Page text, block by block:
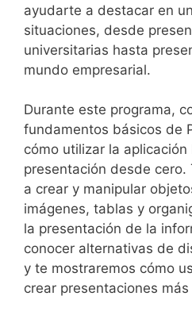
ayudarte a destacar en
situaciones, desde
universitarias hasta
mundo empresarial.
Durante este programa,
fundamentos básicos de
cómo utilizar la
presentación desde cero.
a crear y manipular
imágenes, tablas y
la presentación de la
conocer alternativas de
y te mostraremos cómo
crear presentaciones